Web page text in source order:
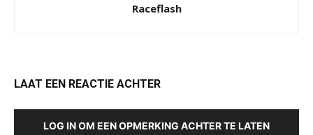
Raceflash
LAAT EEN REACTIE ACHTER
LOG IN OM EEN OPMERKING ACHTER TE LATEN